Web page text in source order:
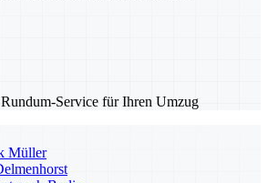
Service für Ihren Umzug
Müller